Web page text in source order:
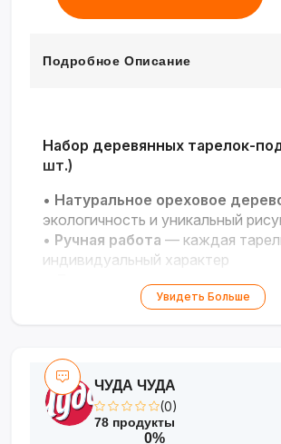
Подробное Описание
Набор деревянных тарелок-
шт.)
• Натуральное ореховое
экологичность и уникальный
• Ручная работа — каждая
индивидуальный характер
Две восьмиугольные тарелки
см и 25×25 см для сервировки
Увидеть Больше
ЧУДА ЧУДА
(0)
78 продукты
0%